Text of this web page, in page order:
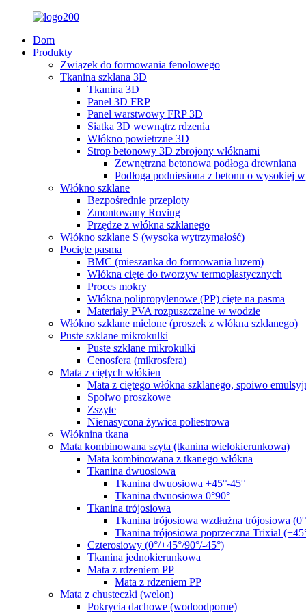
Dom
Produkty
Związek do formowania fenolowego
Tkanina szklana 3D
Tkanina 3D
Panel 3D FRP
Panel warstwowy FRP 3D
Siatka 3D wewnątrz rdzenia
Włókno powietrzne 3D
Strop betonowy 3D zbrojony włóknami
Zewnętrzna betonowa podłoga drewniana
Podłoga podniesiona z betonu o wysokiej
Włókno szklane
Bezpośrednie przeploty
Zmontowany Roving
Przędze z włókna szklanego
Włókno szklane S (wysoka wytrzymałość)
Pocięte pasma
BMC (mieszanka do formowania luzem)
Włókna cięte do tworzyw termoplastycznych
Proces mokry
Włókna polipropylenowe (PP) cięte na pasma
Materiały PVA rozpuszczalne w wodzie
Włókno szklane mielone (proszek z włókna szklanego)
Puste szklane mikrokulki
Puste szklane mikrokulki
Cenosfera (mikrosfera)
Mata z ciętych włókien
Mata z ciętego włókna szklanego, spoiwo
Spoiwo proszkowe
Zszyte
Nienasycona żywica poliestrowa
Włóknina tkana
Mata kombinowana szyta (tkanina wielokierunkowa)
Mata kombinowana z tkanego włókna
Tkanina dwuosiowa
Tkanina dwuosiowa +45°-45°
Tkanina dwuosiowa 0°90°
Tkanina trójosiowa
Tkanina trójosiowa wzdłużna trójosiowa
Tkanina trójosiowa poprzeczna Trixial
Czterosiowy (0°/+45°/90°/-45°)
Tkanina jednokierunkowa
Mata z rdzeniem PP
Mata z rdzeniem PP
Mata z chusteczki (welon)
Pokrycia dachowe (wodoodporne)